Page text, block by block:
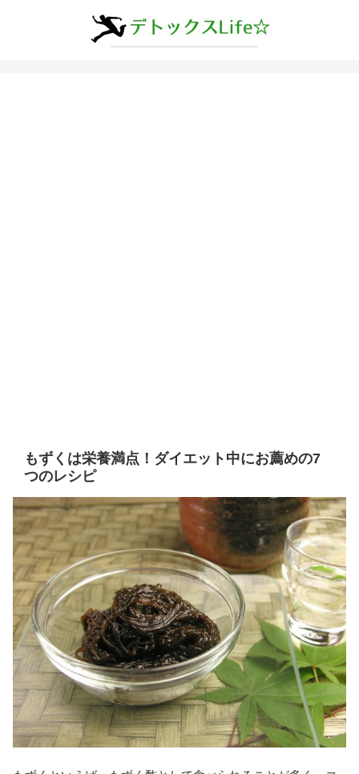
もずくは栄養満点！ダイエット中にお薦めの7
つのレシピ